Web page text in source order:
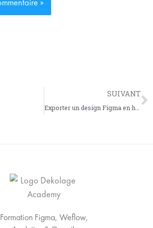
SUIVANT
Exporter un design Figma en html css pour un développeur web
Formation Figma, Weflow,